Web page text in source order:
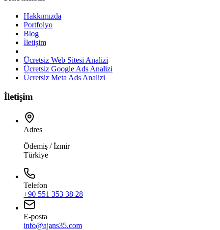
Hakkımızda
Portfolyo
Blog
İletişim
Ücretsiz Web Sitesi Analizi
Ücretsiz Google Ads Analizi
Ücretsiz Meta Ads Analizi
İletişim
Adres
Ödemiş / İzmir
Türkiye
Telefon
+90 551 353 38 28
E-posta
info@ajans35.com